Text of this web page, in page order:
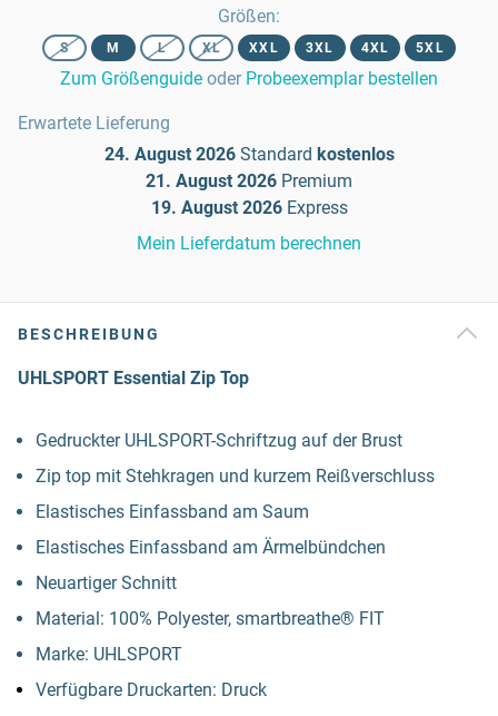
Größen:
S M L XL XXL 3XL 4XL 5XL
Zum Größenguide oder Probeexemplar bestellen
Erwartete Lieferung
24. August 2026 Standard kostenlos
21. August 2026 Premium
19. August 2026 Express
Mein Lieferdatum berechnen
BESCHREIBUNG
UHLSPORT Essential Zip Top
Gedruckter UHLSPORT-Schriftzug auf der Brust
Zip top mit Stehkragen und kurzem Reißverschluss
Elastisches Einfassband am Saum
Elastisches Einfassband am Ärmelbündchen
Neuartiger Schnitt
Material: 100% Polyester, smartbreathe® FIT
Marke: UHLSPORT
Verfügbare Druckarten: Druck